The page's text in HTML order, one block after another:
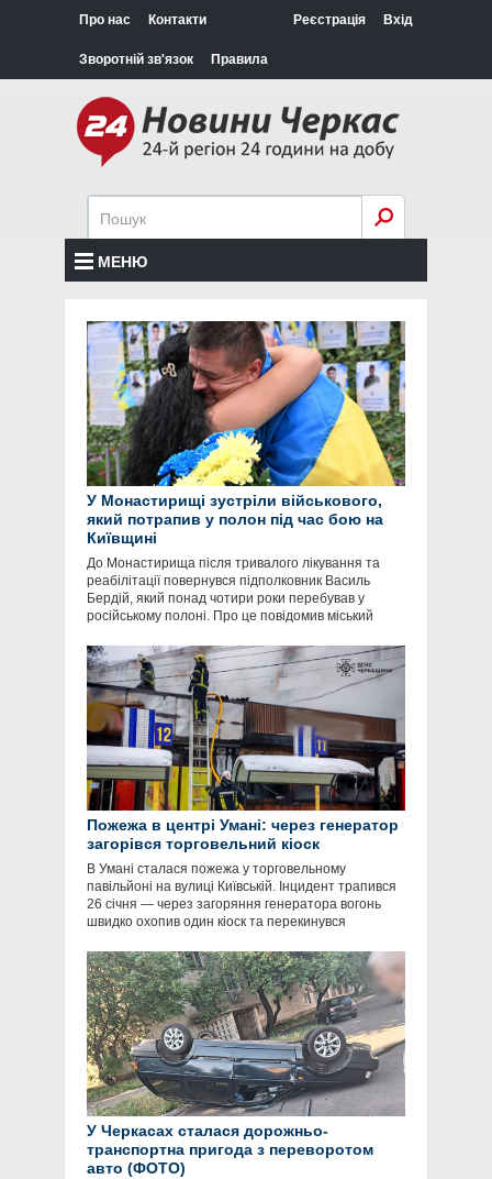
Про нас Контакти
Зворотній зв'язок Правила
Реєстрація Вхід
МЕНЮ
У Монастирищі зустріли військового,
який потрапив у полон під час бою на
Київщині
До Монастирища після тривалого лікування та
реабілітації повернувся підполковник Василь
Бердій, який понад чотири роки перебував у
російському полоні. Про це повідомив міський
Пожежа в центрі Умані: через генератор
загорівся торговельний кіоск
В Умані сталася пожежа у торговельному
павільйоні на вулиці Київській. Інцидент трапився
26 січня — через загоряння генератора вогонь
швидко охопив один кіоск та перекинувся
У Черкасах сталася дорожньо-
транспортна пригода з переворотом
авто (ФОТО)